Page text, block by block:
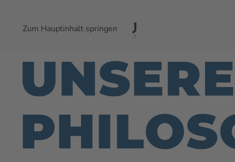
Zum Hauptinhalt springen
UNSERE